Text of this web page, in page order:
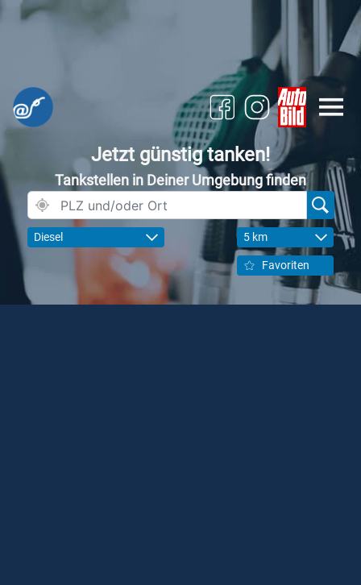
Jetzt günstig tanken!
Tankstellen in Deiner Umgebung finden
Diesel 5 km
Favoriten